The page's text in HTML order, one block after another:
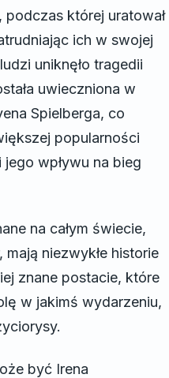
której uratował
ich w swojej
uniknęło tragedii
uwieczniona w
Spielberga, co
popularności
wpływu na bieg
na całym świecie,
niezwykłe historie
znane postacie, które
w jakimś wydarzeniu,
być Irena